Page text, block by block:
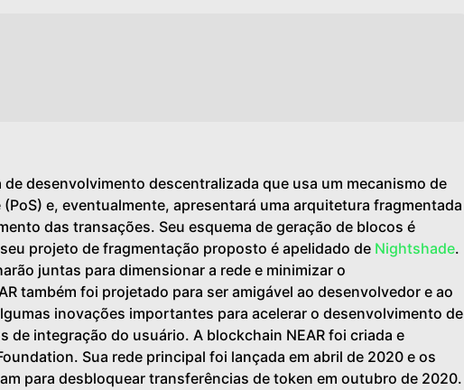
de desenvolvimento descentralizada que usa um mecanismo de
e, eventualmente, apresentará uma arquitetura fragmentada
das transações. Seu esquema de geração de blocos é
projeto de fragmentação proposto é apelidado de Nightshade.
juntas para dimensionar a rede e minimizar o
também foi projetado para ser amigável ao desenvolvedor e ao
inovações importantes para acelerar o desenvolvimento de
de integração do usuário. A blockchain NEAR foi criada e
Sua rede principal foi lançada em abril de 2020 e os
para desbloquear transferências de token em outubro de 2020.